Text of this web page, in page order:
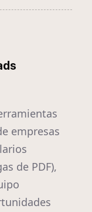
empresas
de PDF),